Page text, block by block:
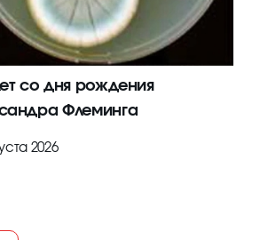
со дня рождения
Флеминга
2026